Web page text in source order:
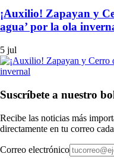
¡Auxilio! Zapayan y
agua’ por la ola
5 jul
Suscríbete a nuestro
Recibe las noticias más
directamente en tu correo
Correo electrónico